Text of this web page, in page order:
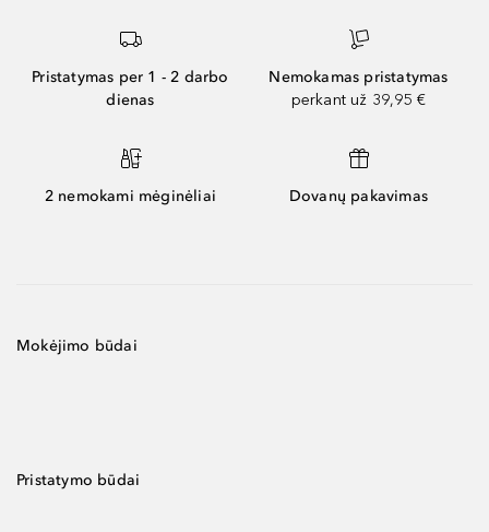
Pristatymas per 1 - 2 darbo
dienas
Nemokamas pristatymas
perkant už 39,95 €
2 nemokami mėginėliai Dovanų pakavimas
Mokėjimo būdai
Pristatymo būdai